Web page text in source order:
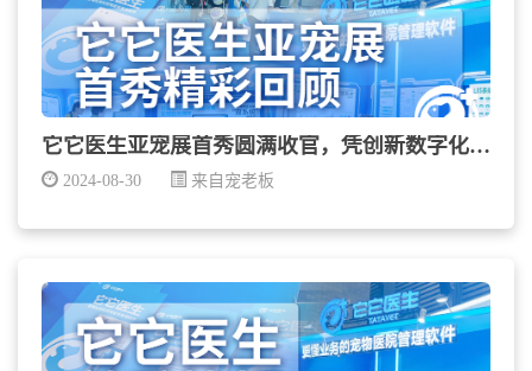
它它医生亚宠展首秀圆满收官，凭创新数字化解决方案实...
2024-08-30 来自宠老板